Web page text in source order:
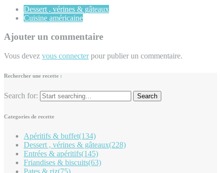
Dessert , vérines & gâteaux
Cuisine américaine
Ajouter un commentaire
Vous devez vous connecterpour publier un commentaire.
Rechercher une recette :
Search for:
Categories de recette
Apéritifs & buffet(134)
Dessert , vérines & gâteaux(228)
Entrées & apéritifs(145)
Friandises & biscuits(63)
Pates & riz(75)